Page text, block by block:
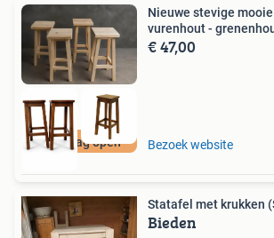
Zaterdag open
Nieuwe stevige
vurenhout -
€ 47,00
Bezoek website
Statafel met krukken
Bieden